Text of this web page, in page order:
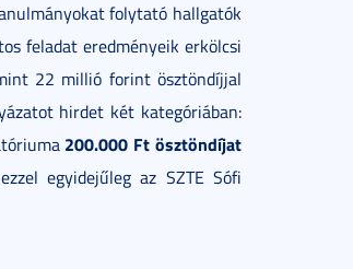
folytató hallgatók
feladat eredményeik erkölcsi
22 millió forint ösztöndíjjal
hirdet két kategóriában:
200.000 Ft ösztöndíjat
egyidejűleg az SZTE Sófi